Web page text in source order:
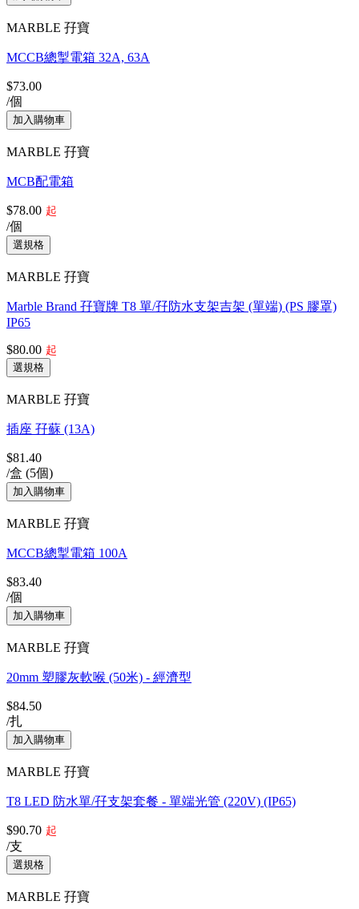
MARBLE 孖寶
MCCB總掣電箱 32A, 63A
$73.00
/個
MARBLE 孖寶
MCB配電箱
$78.00 起
/個
MARBLE 孖寶
Marble Brand 孖寶牌 T8 單/孖防水支架吉架 (單端) (PS 膠罩)
IP65
$80.00 起
MARBLE 孖寶
插座 孖蘇 (13A)
$81.40
/盒 (5個)
MARBLE 孖寶
MCCB總掣電箱 100A
$83.40
/個
MARBLE 孖寶
20mm 塑膠灰軟喉 (50米) - 經濟型
$84.50
/扎
MARBLE 孖寶
T8 LED 防水單/孖支架套餐 - 單端光管 (220V) (IP65)
$90.70 起
/支
MARBLE 孖寶